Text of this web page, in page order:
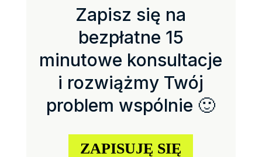
Zapisz się na
bezpłatne 15
minutowe konsultacje
i rozwiążmy Twój
problem wspólnie 🙂
ZAPISUJĘ SIĘ